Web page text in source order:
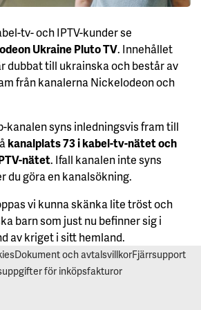
tv- och IPTV-kunder se
Ukraine Pluto TV. Innehållet
dubbat till ukrainska och består av
från kanalerna Nickelodeon och
kanalen syns inledningsvis fram till
kanalplats 73 i kabel-tv-nätet och
nätet. Ifall kanalen inte syns
du göra en kanalsökning.
vi kunna skänka lite tröst och
barn som just nu befinner sig i
av kriget i sitt hemland.
Dokument och avtalsvillkorFjärrsupport
för inköpsfakturor